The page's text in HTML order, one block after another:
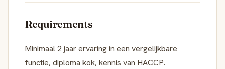
Requirements
Minimaal 2 jaar ervaring in een vergelijkbare
functie, diploma kok, kennis van HACCP.